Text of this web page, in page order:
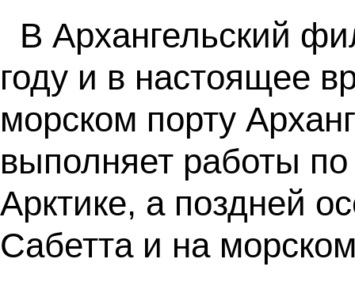
В Архангельский
году и в настоящее
морском порту
выполняет работы
Арктике, а поздней
Сабетта и на